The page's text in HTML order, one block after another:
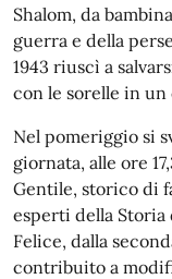
Shalom, da
guerra e della
1943 riuscì a
con le sorelle in un
Nel pomeriggio si
giornata, alle ore
Gentile, storico di
esperti della Storia
Felice, dalla
contribuito a